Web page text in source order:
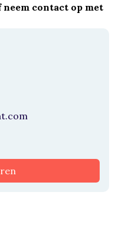
neem contact op met